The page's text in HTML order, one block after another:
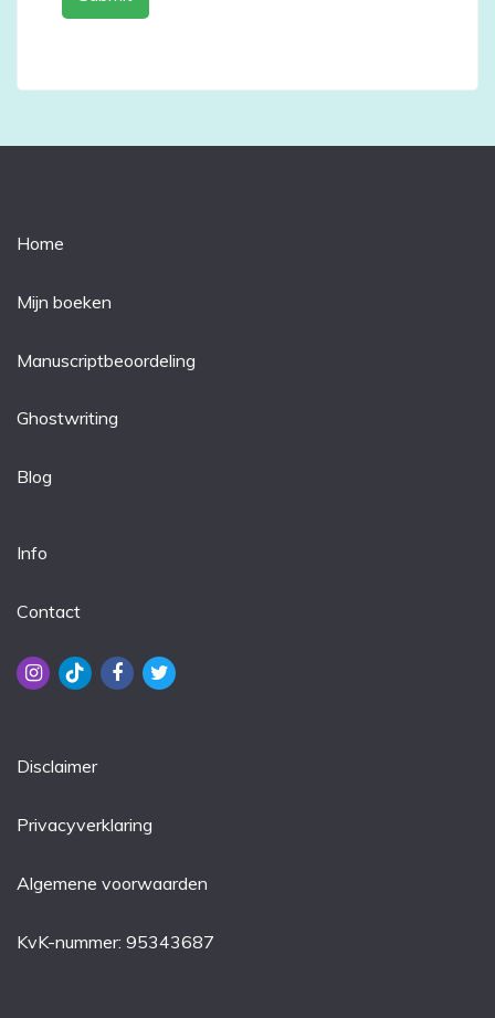
Home
Mijn boeken
Manuscriptbeoordeling
Ghostwriting
Blog
Info
Contact
Disclaimer
Privacyverklaring
Algemene voorwaarden
KvK-nummer: 95343687